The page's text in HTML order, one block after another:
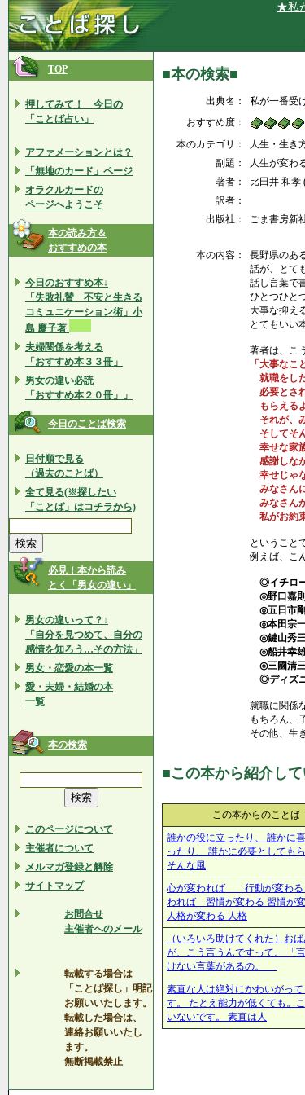
★私が自
TOP
押してみて！ 今日の
「ことば占い」
アファメーションとは？
「無地のカード」ページ
オラクルカードの
ページへようこそ
本の読み方＆
おすすめの本
今日のおすすめ本↓
「失敗礼賛 不安と生きる
コミュニケーション術」小
島 慶子著
夫婦関係を考える
「おすすめ本３３冊」
男女の違い必読
「おすすめ本２０冊」」
今日のことば検索
日付順で見る
（過去のことば）
全て見る(※探したい
「ことば」はコチラから)
必見！本から読み
とく「男女の違い」
男女の違いって？↓
「自分を見つめて、自分の
感情を知ろう…その方法」
男女・恋愛の本一覧
愛・夫婦・結婚の本
一覧
本の検索
このページについて
主催者について
メルマガ登録と解除
サイトマップ
お問合せ
主催者へのメール
転載する場合は
「ことば探し」明記
お願いいたします。
転載した場合は、
連絡お願いいたし
ます。
無断掲載禁止
■本の検索■
出典名：
私が一番受
おすすめ度：
本のカテゴリ：
人生・生き
副題：
人生が変わ
著者：
比田井 和孝
訳者：
出版社：
ごま書房新
本の内容：
長野県のあ
話が、とて
話し言葉で
ひとつひと
大事な抑え
とてもいい
著者は、こ
「大事なこ
就職をし
必要とさ
もらえる
それが、
そしてそ
幸せな家
感謝しな
幸せじゃ
みなさん
みなさん
私がお約
ということ
例えば、こ
◎イチロー
◎野口嘉則
◎五日市剛
◎本田宗一
◎鍵山秀三
◎船井幸雄
◎三國清三
◎ディズニ
就職に関係
もちろん、
その他、生
■この本から紹介し
この本からのことば
誰かの役に立ったり、 誰かに
ったり、 誰かに必要としても
そんな風
心が変われば 行動が変わる
われば 習慣が変わる 習慣が
人格が変わる 人格
（いろいろ助けてくれた）お
が、こう言うんですって。 「
けない言葉があるの。
素直な人は絶対にかわいがって
す。 たとえ能力が低くても。
いないです。 素直は人